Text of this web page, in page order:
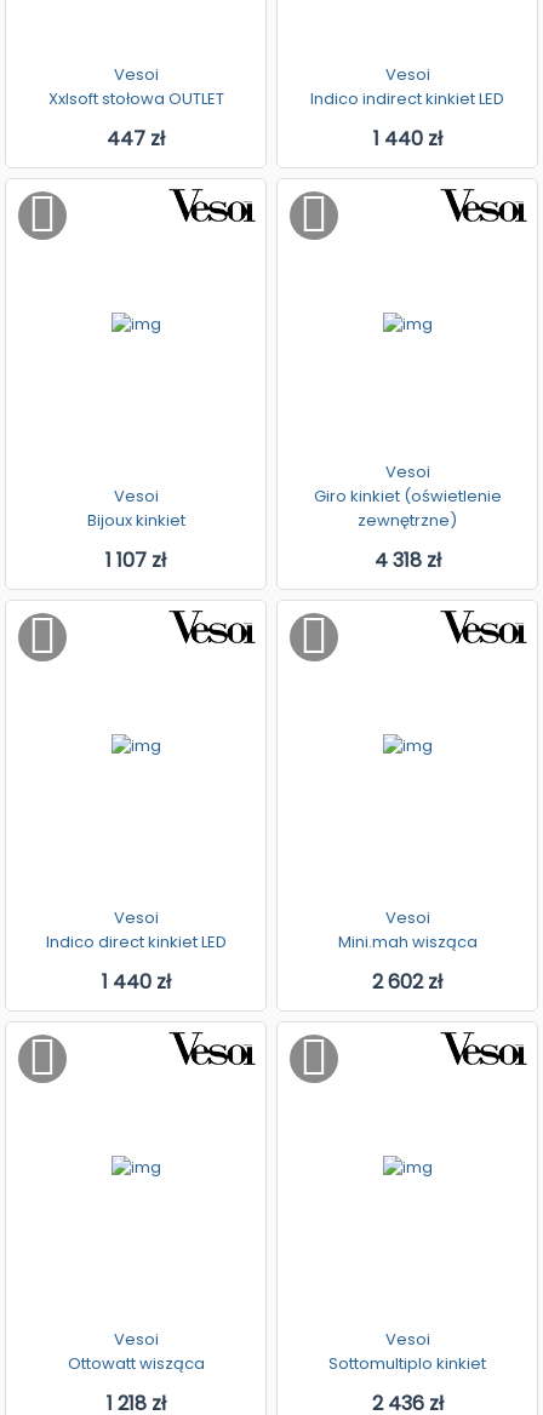
Vesoi
Xxlsoft stołowa OUTLET
447 zł
Vesoi
Indico indirect kinkiet LED
1 440 zł
Vesoi
Bijoux kinkiet
1 107 zł
Vesoi
Giro kinkiet (oświetlenie
zewnętrzne)
4 318 zł
Vesoi
Indico direct kinkiet LED
1 440 zł
Vesoi
Mini.mah wisząca
2 602 zł
Vesoi
Ottowatt wisząca
1 218 zł
Vesoi
Sottomultiplo kinkiet
2 436 zł